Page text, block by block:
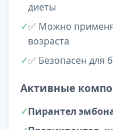
диеты
✅ Можно
возраста
✅ Безопасен для
Активные
Пирантел